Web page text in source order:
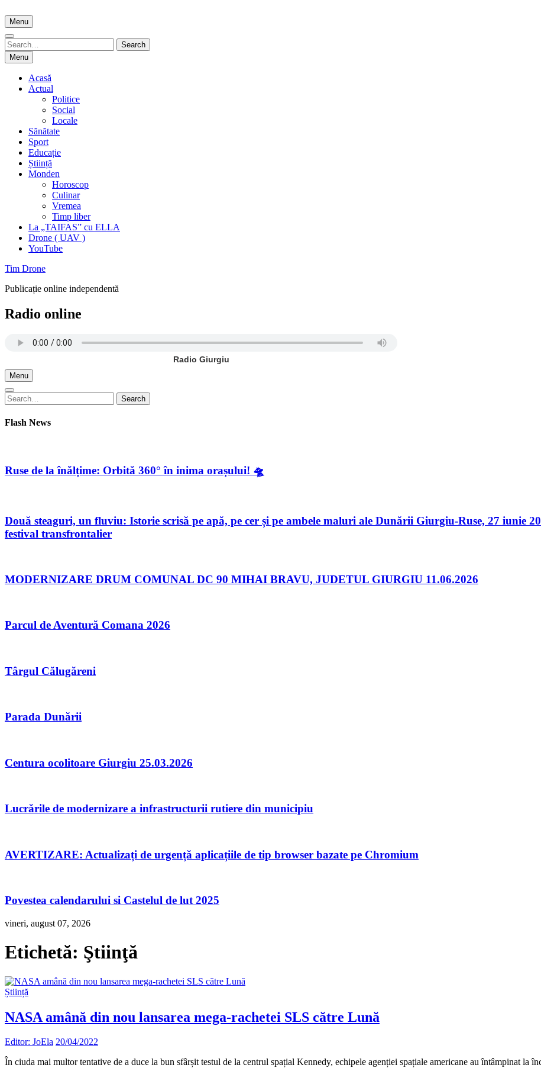
to
content
Menu
Search
for:
Search
Menu
Acasă
Actual
Politice
Social
Locale
Sănătate
Sport
Educație
Știință
Monden
Horoscop
Culinar
Vremea
Timp liber
La „TAIFAS” cu ELLA
Drone ( UAV )
YouTube
Tim Drone
Publicație online independentă
Radio online
Radio Giurgiu
Menu
Search
for:
Search
Flash News
Ruse de la înălțime: Orbită 360° în inima orașului! 🛸
Două steaguri, un fluviu: Istorie scrisă pe apă, pe cer și pe ambele maluri ale Dunării Giurgiu-Ruse, 27 iunie
festival transfrontalier
MODERNIZARE DRUM COMUNAL DC 90 MIHAI BRAVU, JUDETUL GIURGIU 11.06.2026
Parcul de Aventură Comana 2026
Târgul Călugăreni
Parada Dunării
Centura ocolitoare Giurgiu 25.03.2026
Lucrările de modernizare a infrastructurii rutiere din municipiu
AVERTIZARE: Actualizați de urgență aplicațiile de tip browser bazate pe Chromium
Povestea calendarului si Castelul de lut 2025
vineri, august 07, 2026
Etichetă: Ştiinţă
Știință
NASA amână din nou lansarea mega-rachetei SLS către Lună
Editor: JoEla 20/04/2022
În ciuda mai multor tentative de a duce la bun sfârșit testul de la centrul spațial Kennedy, echipele agenției spațiale americane au întâmpinat la